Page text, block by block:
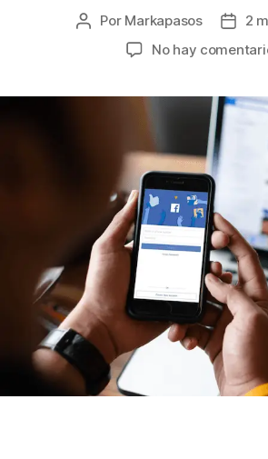
Por Markapasos
2
No hay